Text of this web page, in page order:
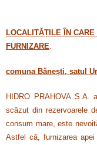
LOCALITĂȚILE ÎN
FURNIZARE:
comuna Bănești, satul
HIDRO PRAHOVA S.A.
scăzut din rezervoarele
consum mare, este
Astfel că, furnizarea